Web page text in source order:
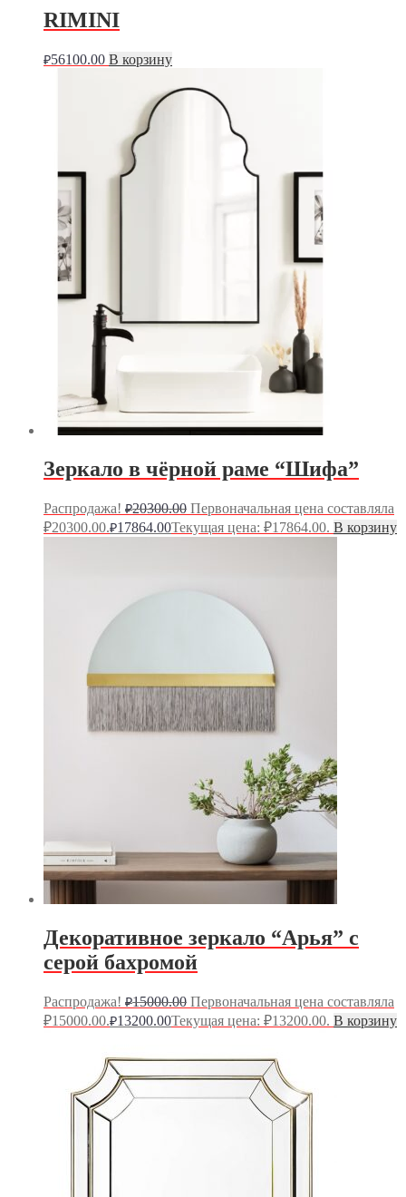
RIMINI
₽56100.00 В корзину
Зеркало в чёрной раме “Шифа”
Распродажа! ₽20300.00 Первоначальная цена составляла
₽20300.00.₽17864.00Текущая цена: ₽17864.00. В корзину
Декоративное зеркало “Арья” с
серой бахромой
Распродажа! ₽15000.00 Первоначальная цена составляла
₽15000.00.₽13200.00Текущая цена: ₽13200.00. В корзину